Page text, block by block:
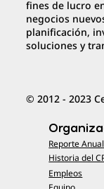
fines de lucro
negocios
planificación,
soluciones y
© 2012 - 2023
Empleos
Historia del
Reporte Anual